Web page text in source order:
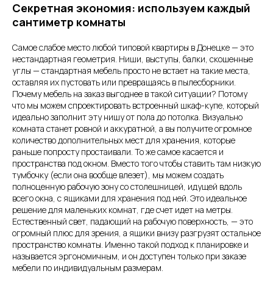
Секретная экономия: используем каждый
сантиметр комнаты
Самое слабое место любой типовой квартиры в Донецке — это
нестандартная геометрия. Ниши, выступы, балки, скошенные
углы — стандартная мебель просто не встает на такие места,
оставляя их пустовать или превращаясь в пылесборники.
Почему мебель на заказ выгоднее в такой ситуации? Потому
что мы можем спроектировать встроенный шкаф-купе, который
идеально заполнит эту нишу от пола до потолка. Визуально
комната станет ровной и аккуратной, а вы получите огромное
количество дополнительных мест для хранения, которые
раньше попросту простаивали. То же самое касается и
пространства под окном. Вместо того чтобы ставить там низкую
тумбочку (если она вообще влезет), мы можем создать
полноценную рабочую зону со столешницей, идущей вдоль
всего окна, с ящиками для хранения под ней. Это идеальное
решение для маленьких комнат, где счет идет на метры.
Естественный свет, падающий на рабочую поверхность, — это
огромный плюс для зрения, а ящики внизу разгрузят остальное
пространство комнаты. Именно такой подход к планировке и
называется эргономичным, и он доступен только при заказе
мебели по индивидуальным размерам.